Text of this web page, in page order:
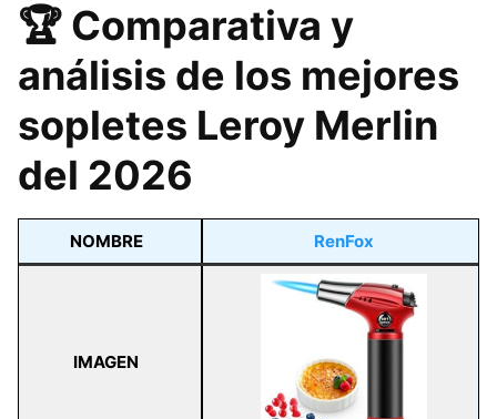
🏆 Comparativa y
análisis de los mejores
sopletes Leroy Merlin
del 2026
NOMBRE RenFox
IMAGEN